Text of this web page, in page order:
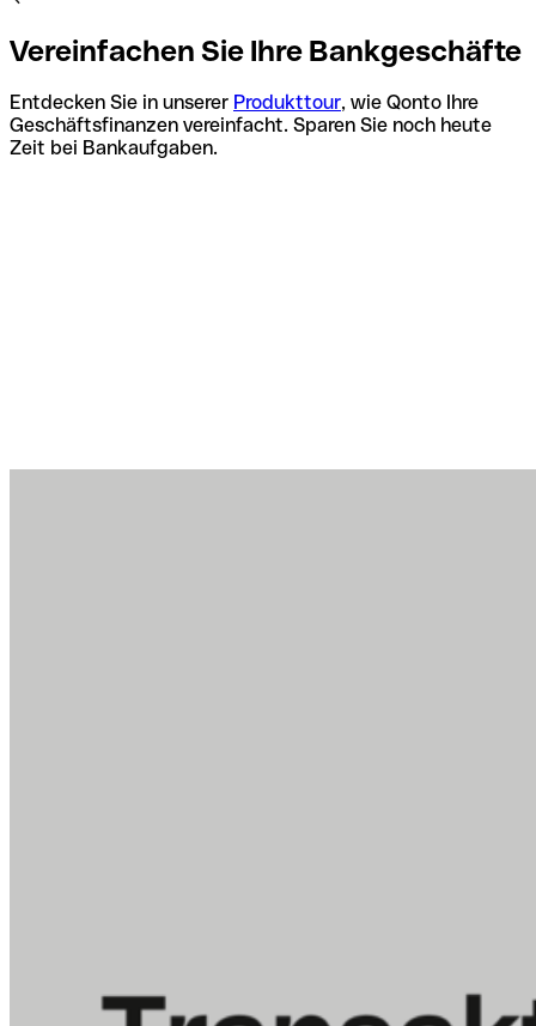
Vereinfachen Sie Ihre Bankgeschäfte
Entdecken Sie in unserer Produkttour, wie Qonto Ihre
Geschäftsfinanzen vereinfacht. Sparen Sie noch heute
Zeit bei Bankaufgaben.